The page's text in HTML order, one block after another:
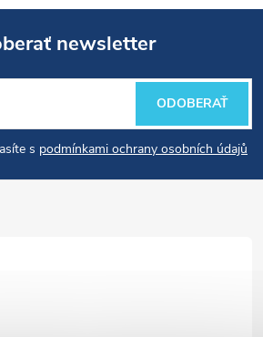
newsletter
s podmínkami ochrany osobních údajů
ODOBERAŤ